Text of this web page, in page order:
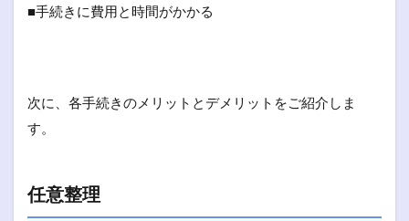
■手続きに費用と時間がかかる
次に、各手続きのメリットとデメリットをご紹介しま
す。
任意整理